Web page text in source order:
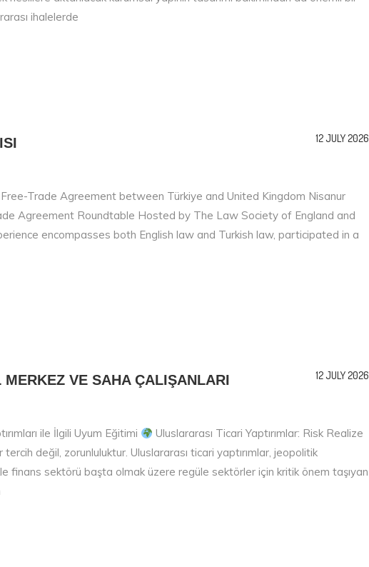
ihalelerde
12 JULY 2026
Trade Agreement between Türkiye and United Kingdom Nisanur
Agreement Roundtable Hosted by The Law Society of England and
encompasses both English law and Turkish law, participated in a
VE SAHA ÇALIŞANLARI 12 JULY 2026
ile İlgili Uyum Eğitimi
Uluslararası Ticari Yaptırımlar: Risk Realize
değil, zorunluluktur. Uluslararası ticari yaptırımlar, jeopolitik
finans sektörü başta olmak üzere regüle sektörler için kritik önem taşıyan